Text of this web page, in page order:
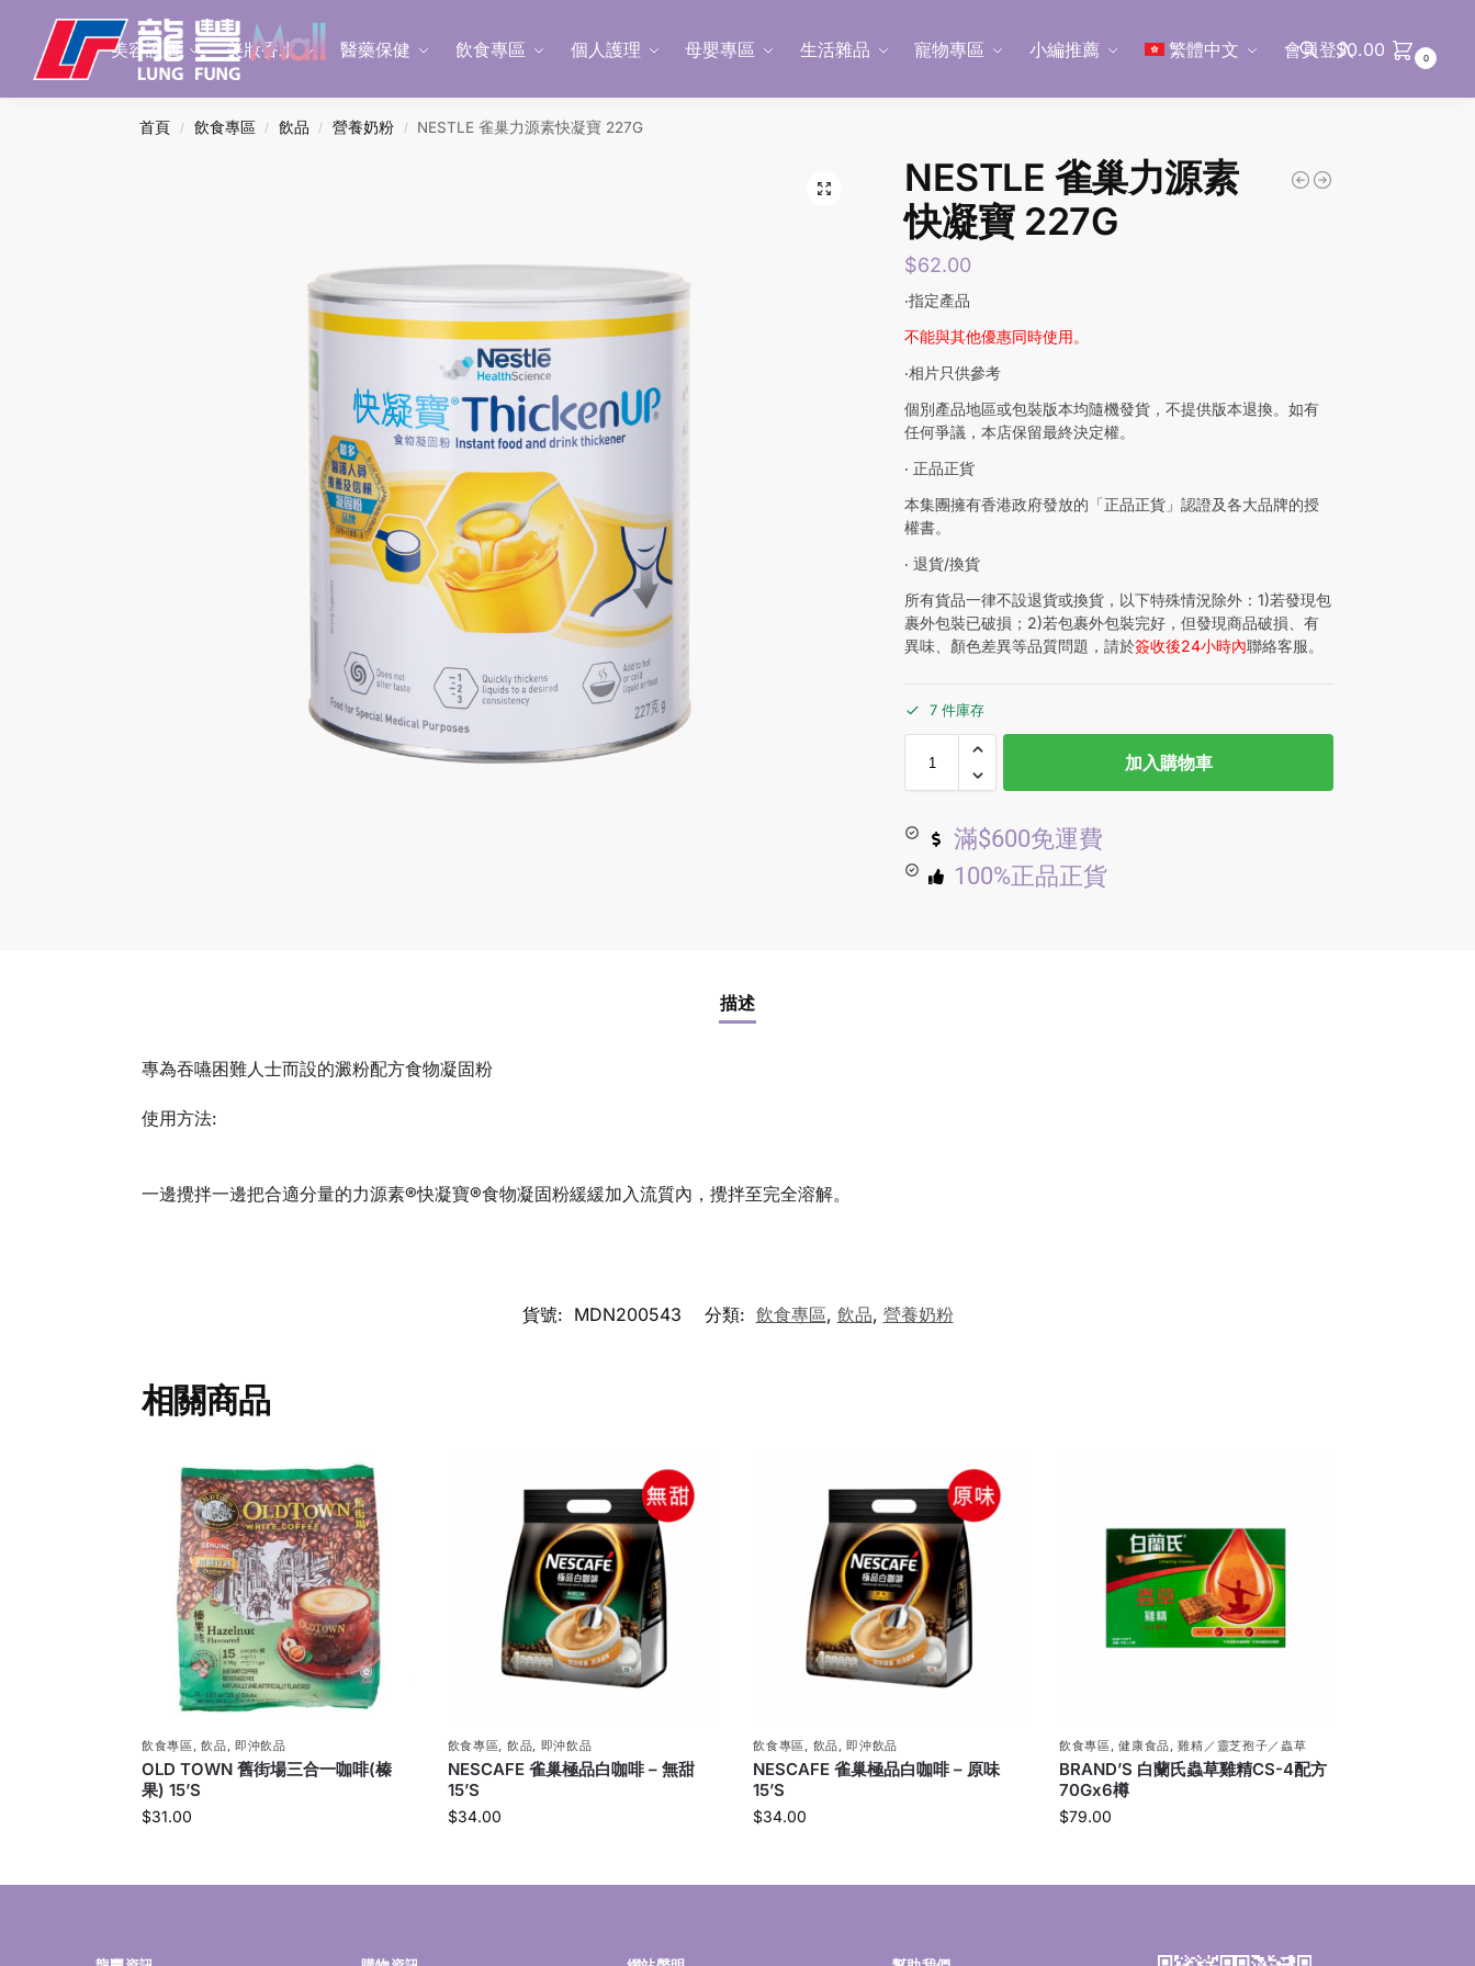
美容護膚 美妝香水 醫藥保健 飲食專區 個人護理 母嬰專區 生活雜品 寵物專區 小編推薦 繁體中文 會員登入
Search
$0.00 0
首頁 / 飲食專區 / 飲品 / 營養奶粉 / NESTLE 雀巢力源素快凝寶 227G
NESTLE 雀巢力源素
快凝寶 227G
$62.00
‧指定產品
不能與其他優惠同時使用。
‧相片只供參考
個別產品地區或包裝版本均隨機發貨，不提供版本退換。如有
任何爭議，本店保留最終決定權。
‧ 正品正貨
本集團擁有香港政府發放的「正品正貨」認證及各大品牌的授
權書。
‧ 退貨/換貨
所有貨品一律不設退貨或換貨，以下特殊情況除外：1)若發現包
裹外包裝已破損；2)若包裹外包裝完好，但發現商品破損、有
異味、顏色差異等品質問題，請於簽收後24小時內聯絡客服。
7 件庫存
加入購物車
滿$600免運費
100%正品正貨
描述
專為吞嚥困難人士而設的澱粉配方食物凝固粉
使用方法:
一邊攪拌一邊把合適分量的力源素®快凝寶®食物凝固粉緩緩加入流質內，攪拌至完全溶解。
貨號: MDN200543 分類: 飲食專區, 飲品, 營養奶粉
相關商品
飲食專區,飲品, 即沖飲品
OLD TOWN 舊街場三合一咖啡(榛
果) 15’S
$31.00
飲食專區, 飲品, 即沖飲品
NESCAFE 雀巢極品白咖啡 – 無甜
15’S
$34.00
飲食專區, 飲品, 即沖飲品
NESCAFE 雀巢極品白咖啡 – 原味
15’S
$34.00
飲食專區,健康食品,雞精／靈芝孢子／蟲草
BRAND’S 白蘭氏蟲草雞精CS-4配方
70Gx6樽
$79.00